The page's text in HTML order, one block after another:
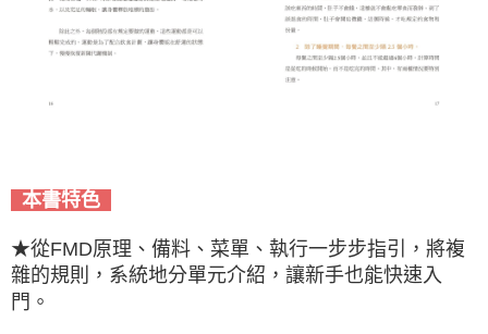
本書特色
★從FMD原理、備料、菜單、執行一步步指引，將複
雜的規則，系統地分單元介紹，讓新手也能快速入
門。